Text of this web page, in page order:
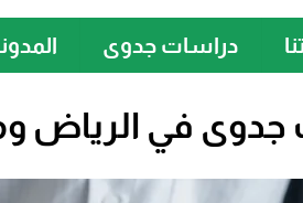
دراسات جدوى
في الرياض